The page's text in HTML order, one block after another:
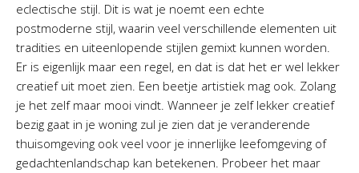
eclectische stijl. Dit is wat je noemt een echte
postmoderne stijl, waarin veel verschillende elementen uit
tradities en uiteenlopende stijlen gemixt kunnen worden.
Er is eigenlijk maar een regel, en dat is dat het er wel lekker
creatief uit moet zien. Een beetje artistiek mag ook. Zolang
je het zelf maar mooi vindt. Wanneer je zelf lekker creatief
bezig gaat in je woning zul je zien dat je veranderende
thuisomgeving ook veel voor je innerlijke leefomgeving of
gedachtenlandschap kan betekenen. Probeer het maar